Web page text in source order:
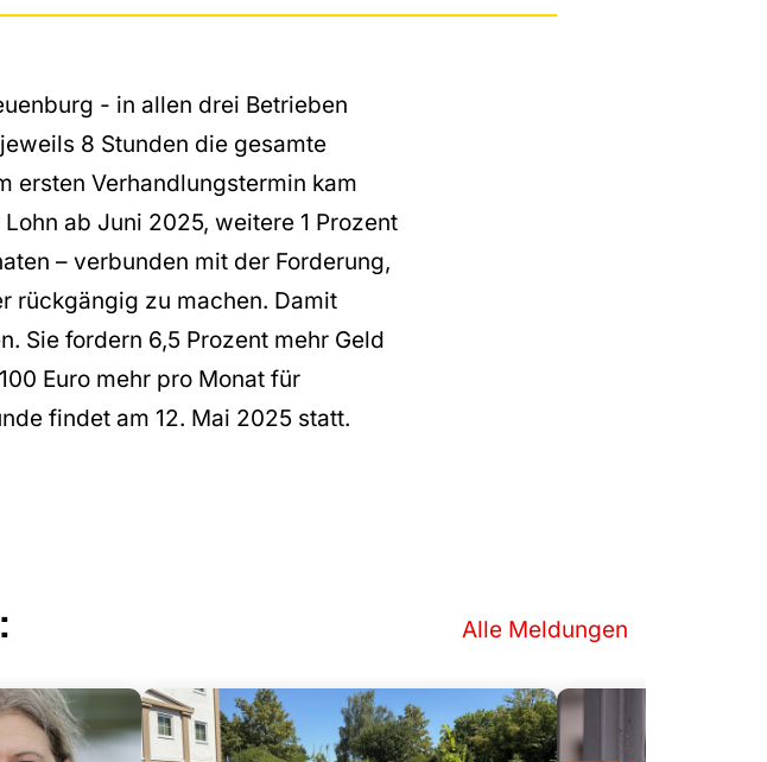
- in allen drei Betrieben
8 Stunden die gesamte
ersten Verhandlungstermin kam
ab Juni 2025, weitere 1 Prozent
– verbunden mit der Forderung,
rückgängig zu machen. Damit
Sie fordern 6,5 Prozent mehr Geld
Euro mehr pro Monat für
findet am 12. Mai 2025 statt.
Alle Meldungen